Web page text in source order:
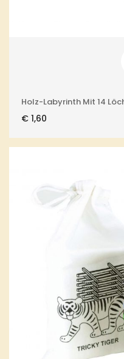
Holz-Labyrinth Mit 14
€ 1,60